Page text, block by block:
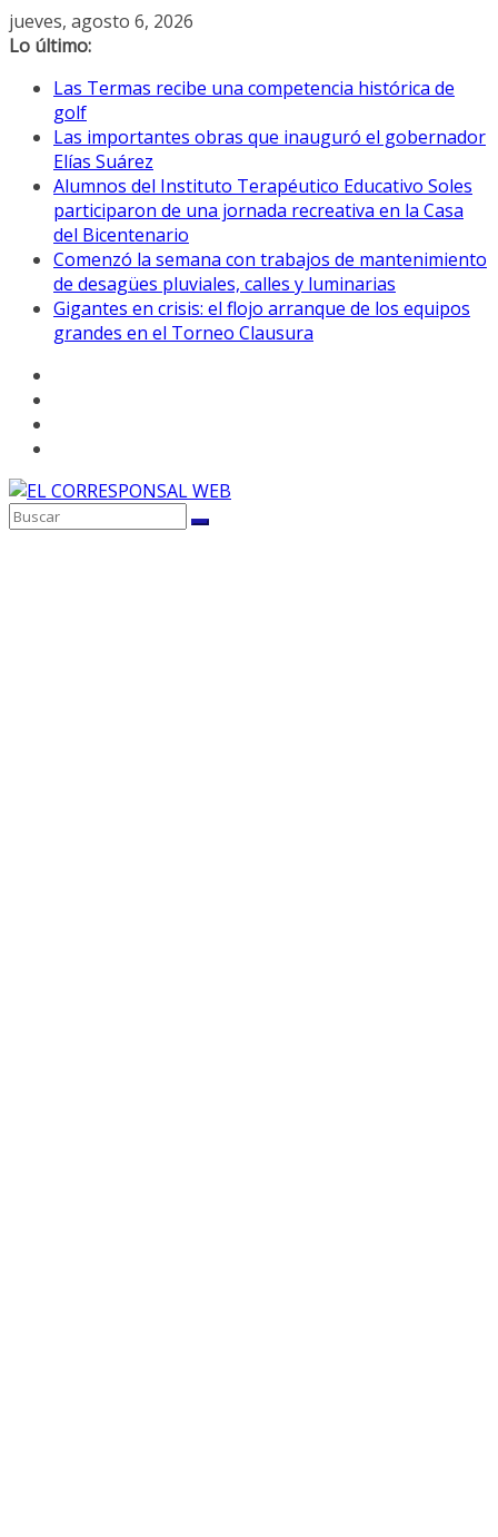
Saltar
al
jueves, agosto 6, 2026
Lo último:
Las Termas recibe una competencia histórica de
golf
Las importantes obras que inauguró el gobernador
Elías Suárez
Alumnos del Instituto Terapéutico Educativo Soles
participaron de una jornada recreativa en la Casa
del Bicentenario
Comenzó la semana con trabajos de mantenimiento
de desagües pluviales, calles y luminarias
Gigantes en crisis: el flojo arranque de los equipos
grandes en el Torneo Clausura